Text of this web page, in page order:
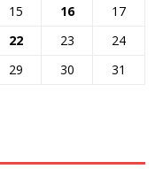
15 16
17
22 23
24
29 30 31